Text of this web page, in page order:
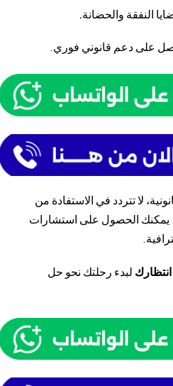
النفقة والحضانة.
على دعم قانوني فوري.
لا تتردد في الاستفادة من
يمكنك الحصول على استشارات
لبدء رحلتك نحو حل